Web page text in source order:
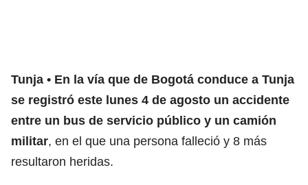
Tunja
En la vía que de Bogotá conduce a Tunja
se registró este lunes 4 de agosto un accidente
entre un bus de servicio público y un camión
militar, en el que una persona falleció y 8 más
resultaron heridas.